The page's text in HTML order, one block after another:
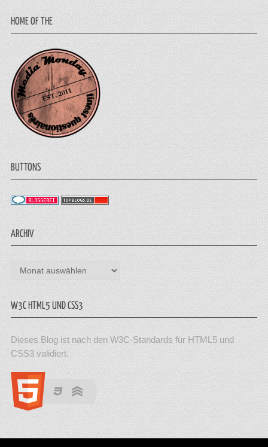
HOME OF THE
BUTTONS
ARCHIV
Archiv
W3C HTML5 UND CSS3
Dieses Blog ist nach den W3C-Standards für HTML5 und
CSS3 validiert.